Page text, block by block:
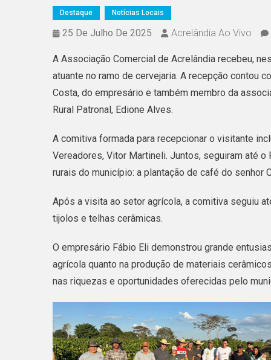
Destaque Notícias Locais
25 De Julho De 2025 Acrelândia Ao Vivo
A Associação Comercial de Acrelândia recebeu,
atuante no ramo de cervejaria. A recepção contou
Costa, do empresário e também membro da
Rural Patronal, Edione Alves.
A comitiva formada para recepcionar o visitante
Vereadores, Vitor Martineli. Juntos, seguiram até
rurais do município: a plantação de café do senhor
Após a visita ao setor agrícola, a comitiva seguiu
tijolos e telhas cerâmicas.
O empresário Fábio Eli demonstrou grande
agrícola quanto na produção de materiais
nas riquezas e oportunidades oferecidas pelo